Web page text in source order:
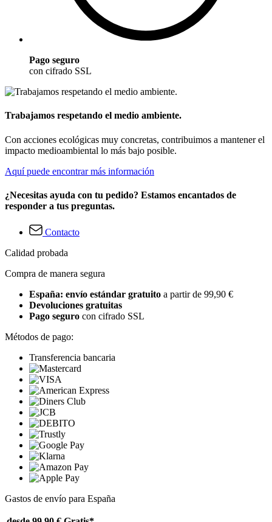
Pago seguro
con cifrado SSL
Trabajamos respetando el medio ambiente.
Con acciones ecológicas muy concretas, contribuimos a mantener el
impacto medioambiental lo más bajo posible.
Aquí puede encontrar más información
¿Necesitas ayuda con tu pedido? Estamos encantados de
responder a tus preguntas.
Contacto
Calidad probada
Compra de manera segura
España: envío estándar gratuito a partir de 99,90 €
Devoluciones gratuitas
Pago seguro con cifrado SSL
Métodos de pago:
Transferencia bancaria
Gastos de envío para España